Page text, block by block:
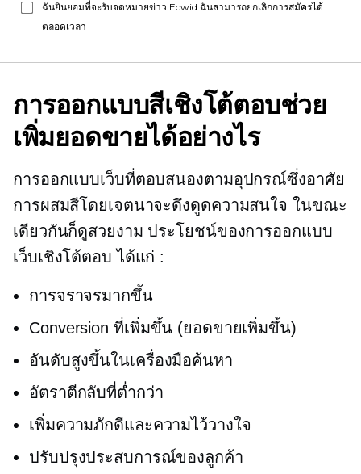
ฉันยินยอมที่จะรับจดหมายข่าว Ecwid ฉันสามารถยกเลิกการสมัครได้
ตลอดเวลา
การออกแบบสีเชิงโต้ตอบช่วย
เพิ่มยอดขายได้อย่างไร
การออกแบบเว็บที่ตอบสนองตามอุปกรณ์ซึ่งอาศัย
การผสมสีโดยเจตนาจะดึงดูดความสนใจ ในขณะ
เดียวกันก็ดูสวยงาม ประโยชน์ของการออกแบบ
เว็บเชิงโต้ตอบ ได้แก่ :
การจราจรมากขึ้น
Conversion ที่เพิ่มขึ้น (ยอดขายเพิ่มขึ้น)
อันดับสูงขึ้นในเครื่องมือค้นหา
อัตราตีกลับที่ต่ำกว่า
เพิ่มความภักดีและความไว้วางใจ
ปรับปรุงประสบการณ์ของลูกค้า